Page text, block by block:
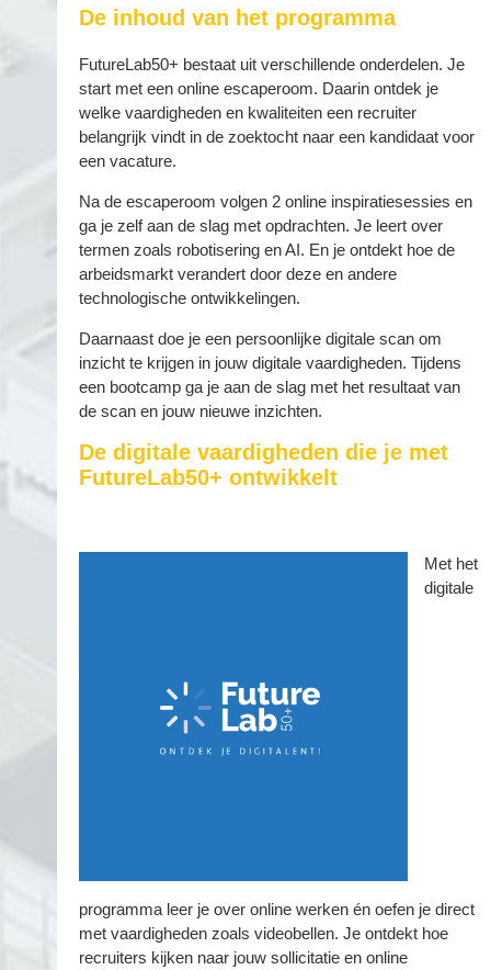
De inhoud van het programma
FutureLab50+ bestaat uit verschillende onderdelen. Je
start met een online escaperoom. Daarin ontdek je
welke vaardigheden en kwaliteiten een recruiter
belangrijk vindt in de zoektocht naar een kandidaat voor
een vacature.
Na de escaperoom volgen 2 online inspiratiesessies en
ga je zelf aan de slag met opdrachten. Je leert over
termen zoals robotisering en AI. En je ontdekt hoe de
arbeidsmarkt verandert door deze en andere
technologische ontwikkelingen.
Daarnaast doe je een persoonlijke digitale scan om
inzicht te krijgen in jouw digitale vaardigheden. Tijdens
een bootcamp ga je aan de slag met het resultaat van
de scan en jouw nieuwe inzichten.
De digitale vaardigheden die je met
FutureLab50+ ontwikkelt
Met het
digitale
programma leer je over online werken én oefen je direct
met vaardigheden zoals videobellen. Je ontdekt hoe
recruiters kijken naar jouw sollicitatie en online